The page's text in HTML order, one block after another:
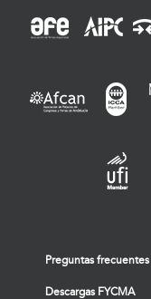
Preguntas frecuentes
Descargas FYCMA